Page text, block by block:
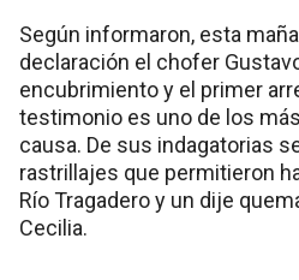
Según informaron, esta
declaración el chofer
encubrimiento y el primer
testimonio es uno de los
causa. De sus indagatorias
rastrillajes que permitieron
Río Tragadero y un dije
Cecilia.